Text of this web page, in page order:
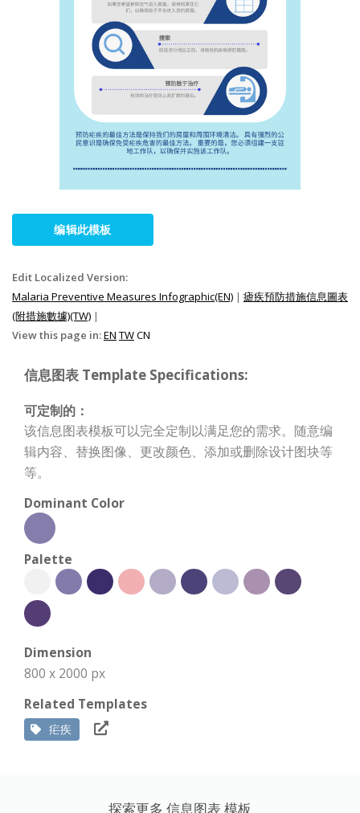
编辑此模板
Edit Localized Version:
Malaria Preventive Measures Infographic(EN) | 瘧疾預防措施信息圖表
(附措施數據)(TW) |
View this page in:EN TWCN
信息图表 Template Specifications:
可定制的：
该信息图表模板可以完全定制以满足您的需求。随意编
辑内容、替换图像、更改颜色、添加或删除设计图块等
等。
Dominant Color
Palette
Dimension
800 x 2000 px
Related Templates
疟疾
探索更多 信息图表 模板